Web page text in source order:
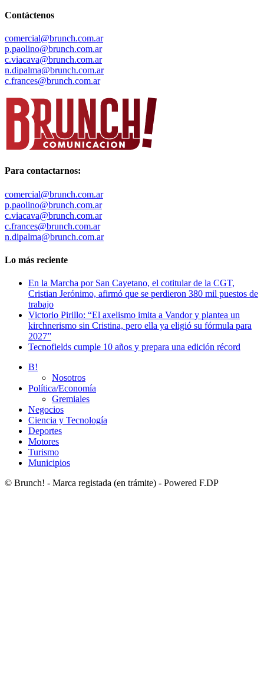
Contáctenos
comercial@brunch.com.ar
p.paolino@brunch.com.ar
c.viacava@brunch.com.ar
n.dipalma@brunch.com.ar
c.frances@brunch.com.ar
Para contactarnos:
comercial@brunch.com.ar
p.paolino@brunch.com.ar
c.viacava@brunch.com.ar
c.frances@brunch.com.ar
n.dipalma@brunch.com.ar
Lo más reciente
En la Marcha por San Cayetano, el cotitular de la CGT,
Cristian Jerónimo, afirmó que se perdieron 380 mil puestos de
trabajo
Victorio Pirillo: “El axelismo imita a Vandor y plantea un
kirchnerismo sin Cristina, pero ella ya eligió su fórmula para
2027”
Tecnofields cumple 10 años y prepara una edición récord
B!
Nosotros
Política/Economía
Gremiales
Negocios
Ciencia y Tecnología
Deportes
Motores
Turismo
Municipios
© Brunch! - Marca registada (en trámite) - Powered F.DP